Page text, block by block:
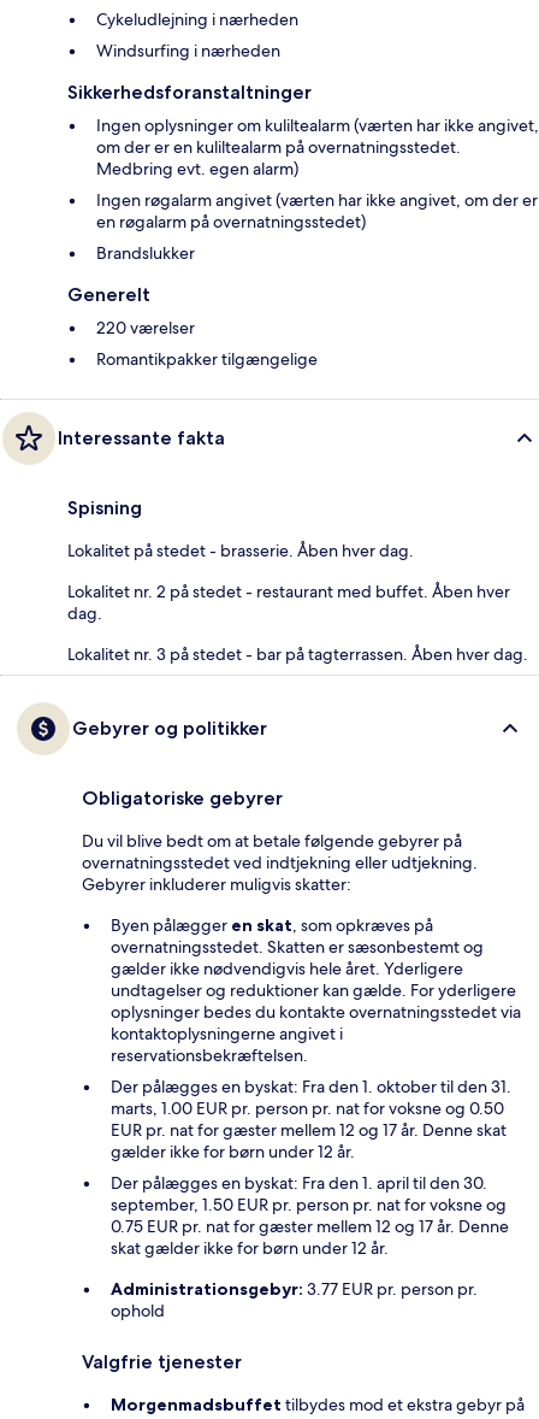
Cykeludlejning i nærheden
Windsurfing i nærheden
Sikkerhedsforanstaltninger
Ingen oplysninger om kuliltealarm (værten har ikke angivet,
om der er en kuliltealarm på overnatningsstedet.
Medbring evt. egen alarm)
Ingen røgalarm angivet (værten har ikke angivet, om der er
en røgalarm på overnatningsstedet)
Brandslukker
Generelt
220 værelser
Romantikpakker tilgængelige
Interessante fakta
Spisning
Lokalitet på stedet - brasserie. Åben hver dag.
Lokalitet nr. 2 på stedet - restaurant med buffet. Åben hver
dag.
Lokalitet nr. 3 på stedet - bar på tagterrassen. Åben hver dag.
Gebyrer og politikker
Obligatoriske gebyrer
Du vil blive bedt om at betale følgende gebyrer på
overnatningsstedet ved indtjekning eller udtjekning.
Gebyrer inkluderer muligvis skatter:
Byen pålægger en skat, som opkræves på
overnatningsstedet. Skatten er sæsonbestemt og
gælder ikke nødvendigvis hele året. Yderligere
undtagelser og reduktioner kan gælde. For yderligere
oplysninger bedes du kontakte overnatningsstedet via
kontaktoplysningerne angivet i
reservationsbekræftelsen.
Der pålægges en byskat: Fra den 1. oktober til den 31.
marts, 1.00 EUR pr. person pr. nat for voksne og 0.50
EUR pr. nat for gæster mellem 12 og 17 år. Denne skat
gælder ikke for børn under 12 år.
Der pålægges en byskat: Fra den 1. april til den 30.
september, 1.50 EUR pr. person pr. nat for voksne og
0.75 EUR pr. nat for gæster mellem 12 og 17 år. Denne
skat gælder ikke for børn under 12 år.
Administrationsgebyr: 3.77 EUR pr. person pr.
ophold
Valgfrie tjenester
Morgenmadsbuffet tilbydes mod et ekstra gebyr på